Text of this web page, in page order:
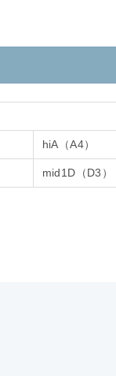
hiA（A4）
mid1D（D3）